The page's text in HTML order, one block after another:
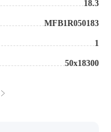
18.3
MFB1R050183
1
50х18300